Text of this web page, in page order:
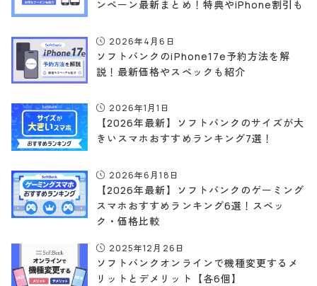
ンペーン最新まとめ！特典やiPhone割引も
2026年4月6日
ソフトバンクのiPhone17e予約方法を解
説！最新価格やスペックも紹介
2026年1月1日
【2026年最新】ソフトバンクのサイズが大
きいスマホおすすめランキング7選！
2026年6月18日
【2026年最新】ソフトバンクのゲーミング
スマホおすすめランキング6選！スペッ
ク・価格比較
2025年12月26日
ソフトバンクオンラインで機種変更するメ
リットとデメリット【各6個】